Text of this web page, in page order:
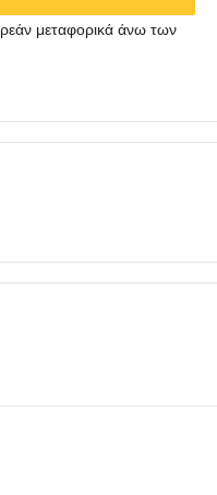
μεταφορικά άνω των